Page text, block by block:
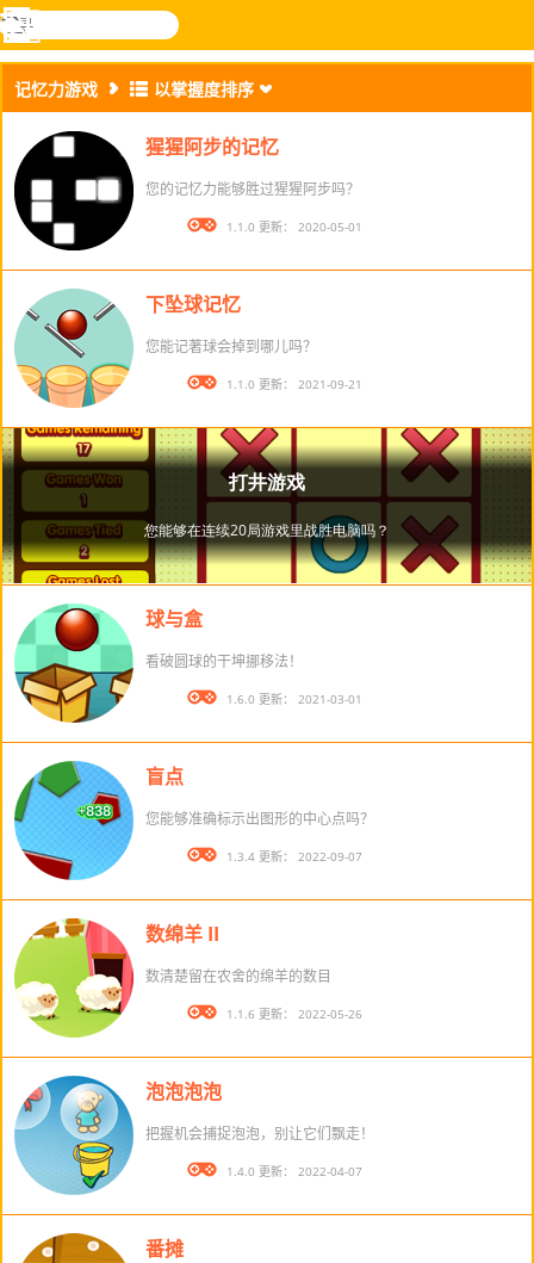
乐和游
搜
寻
登入
功
能
记忆力游戏 以掌握度排序
猩猩阿步的记忆
您的记忆力能够胜过猩猩阿步吗？
版本： 1.1.0 更新： 2020-05-01
下坠球记忆
您能记著球会掉到哪儿吗？
版本： 1.1.0 更新： 2021-09-21
球与盒
看破圆球的干坤挪移法！
版本： 1.6.0 更新： 2021-03-01
盲点
您能够准确标示出图形的中心点吗？
版本： 1.3.4 更新： 2022-09-07
数绵羊 II
数清楚留在农舍的绵羊的数目
版本： 1.1.6 更新： 2022-05-26
泡泡泡泡
把握机会捕捉泡泡，别让它们飘走！
版本： 1.4.0 更新： 2022-04-07
番摊